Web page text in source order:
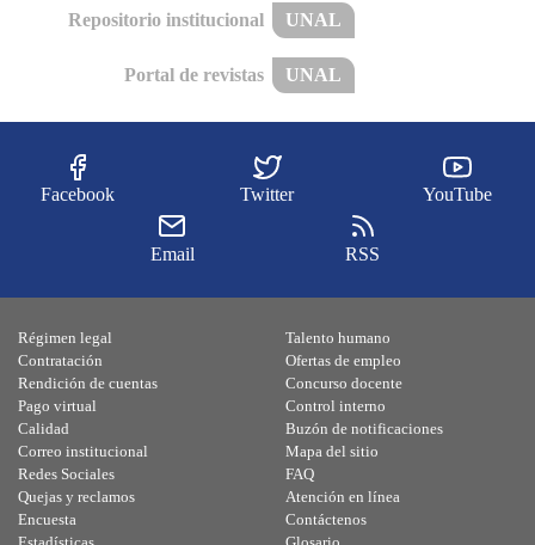
Repositorio institucional UNAL
Portal de revistas UNAL
Facebook Twitter YouTube
Email RSS
Régimen legal
Contratación
Rendición de cuentas
Pago virtual
Calidad
Talento humano
Ofertas de empleo
Concurso docente
Control interno
Buzón de notificaciones
Correo institucional
Redes Sociales
Quejas y reclamos
Encuesta
Mapa del sitio
FAQ
Atención en línea
Contáctenos